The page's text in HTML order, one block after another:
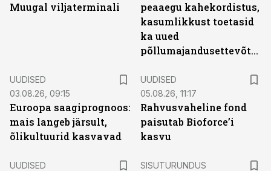
Muugal viljaterminali
peaaegu kahekordistus,
kasumlikkust toetasid
ka uued
põllumajandusettevõtted
UUDISED
03.08.26, 09:15
Euroopa saagiprognoos:
mais langeb järsult,
õlikultuurid kasvavad
UUDISED
05.08.26, 11:17
Rahvusvaheline fond
paisutab Bioforce’i
kasvu
UUDISED
SISUTURUNDUS